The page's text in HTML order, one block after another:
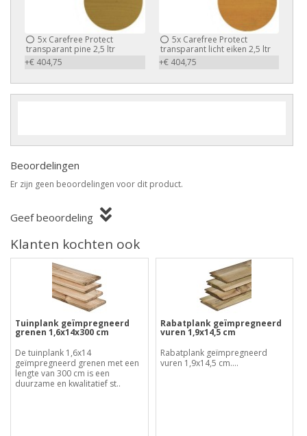
5x Carefree Protect
transparant pine 2,5 ltr
+€ 404,75
5xCarefree Protect
transparant licht eiken 2,5 ltr
+€ 404,75
Beoordelingen
Er zijn geen beoordelingen voor dit product.
Geef beoordeling
Klanten kochten ook
Tuinplank geïmpregneerd
grenen 1,6x14x300 cm
De tuinplank 1,6x14
geïmpregneerd grenen met een
lengte van 300 cm is een
duurzame en kwalitatief st..
Rabatplank geïmpregneerd
vuren 1,9x14,5 cm
Rabatplank geïmpregneerd
vuren 1,9x14,5 cm....